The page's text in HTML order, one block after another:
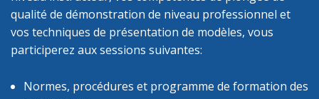
qualité de démonstration de niveau professionnel et
vos techniques de présentation de modèles, vous
participerez aux sessions suivantes:
Normes, procédures et programme de formation des